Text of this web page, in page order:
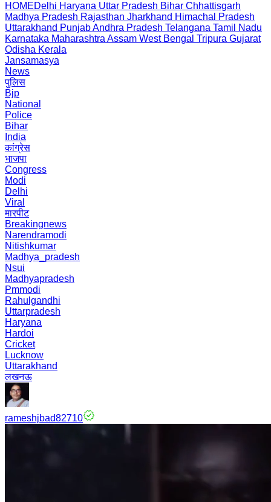
HOMEDelhi Haryana Uttar Pradesh Bihar Chhattisgarh
Madhya Pradesh Rajasthan Jharkhand Himachal Pradesh
Uttarakhand PunjabAndhra Pradesh Telangana Tamil Nadu
Karnataka Maharashtra Assam West Bengal Tripura Gujarat
Odisha Kerala
Jansamasya
News
पुलिस
Bjp
National
Police
Bihar
India
कांग्रेस
भाजपा
Congress
Modi
Delhi
Viral
मारपीट
Breakingnews
Narendramodi
Nitishkumar
Madhya_pradesh
Nsui
Madhyapradesh
Pmmodi
Rahulgandhi
Uttarpradesh
Haryana
Hardoi
Cricket
Lucknow
Uttarakhand
लखनऊ
rameshjbad82710